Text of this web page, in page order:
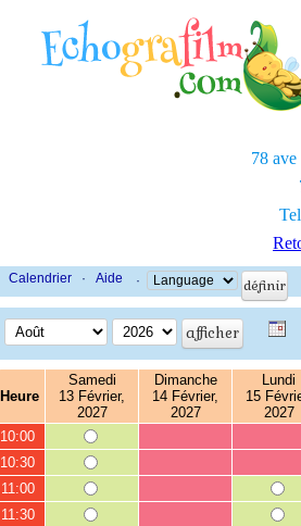
78 ave
Calendrier · Aide ·
Heure
Samedi
13 Février,
2027
Dimanche
14 Février,
2027
Lundi
15
2027
10:00
10:30
11:00
11:30